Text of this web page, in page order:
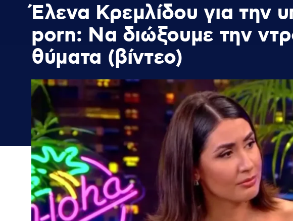
Έλενα Κρεμλίδου για την
porn: Να διώξουμε την
θύματα (βίντεο)